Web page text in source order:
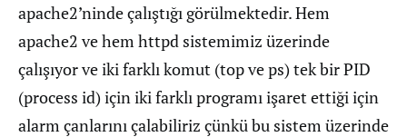
apache2’ninde çalıştığı görülmektedir. Hem
apache2 ve hem httpd sistemimiz üzerinde
çalışıyor ve iki farklı komut (top ve ps) tek bir PID
(process id) için iki farklı programı işaret ettiği için
alarm çanlarını çalabiliriz çünkü bu sistem üzerinde